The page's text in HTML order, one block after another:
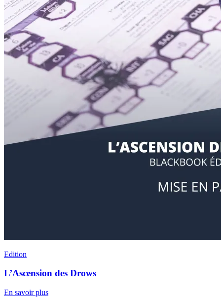
Edition
L’Ascension des Drows
En savoir plus